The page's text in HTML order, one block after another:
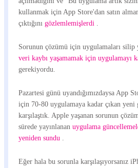
kullanmak için App Store'dan satın
çıktığını gözlemlemişlerdi
Sorunun çözümü için uygulamaları silip
veri kaybı yaşamamak için uygulamayı
gerekiyordu.
Pazartesi günü uyandığımızdaysa App
için 70-80 uygulamaya kadar çıkan yeni
karşılaştık. Apple yaşanan sorunun
sürede yayınlanan uygulama
yeniden sundu
Eğer hala bu sorunla karşılaşıyorsanız